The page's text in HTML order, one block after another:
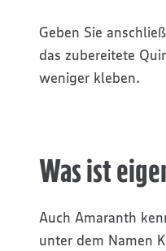
Geben Sie
das zubereitete
weniger kleben.
Was ist
Auch Amaranth
unter dem Namen